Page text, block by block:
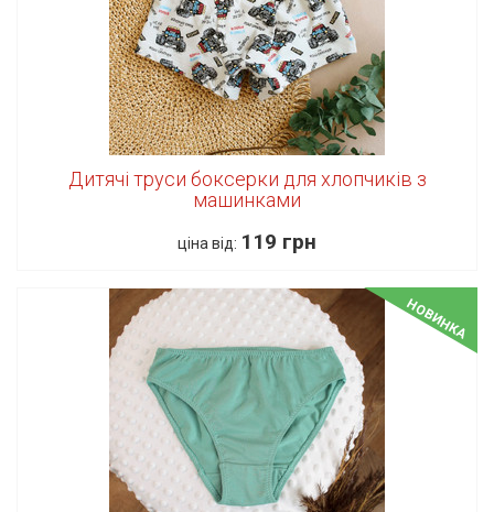
Дитячі труси боксерки для хлопчиків з
машинками
ціна від: 119 грн
НОВИНКА